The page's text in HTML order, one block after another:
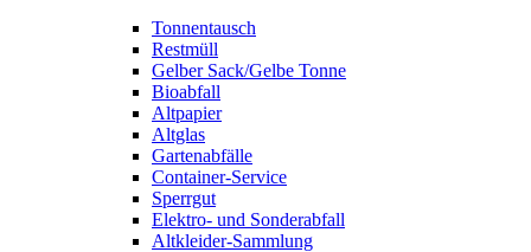
Tonnentausch
Restmüll
Gelber Sack/Gelbe Tonne
Bioabfall
Altpapier
Altglas
Gartenabfälle
Container-Service
Sperrgut
Elektro- und Sonderabfall
Altkleider-Sammlung